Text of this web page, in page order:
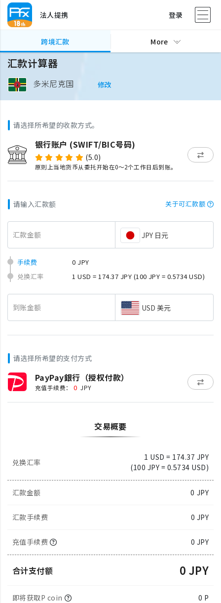
法人提携 登录
跨境汇款 More
汇款计算器
多米尼克国 修改
请选择所希望的收款方式。
银行账户 (SWIFT/BIC号码)
(5.0)
原则上当地货币从委托开始在0～2个工作日后到账。
请输入汇款额 关于可汇款额
汇款金额 JPY 日元
手续费
0 JPY
兑换汇率
1 USD = 174.37 JPY (100 JPY = 0.5734 USD)
到账金额 USD 美元
请选择所希望的支付方式
PayPay銀行（授权付款）
充值手续费： 0 JPY
交易概要
兑换汇率
1 USD = 174.37 JPY
(100 JPY = 0.5734 USD)
汇款金额 0 JPY
汇款手续费 0 JPY
充值手续费 0 JPY
合计支付额 0 JPY
即将获取P coin 0 P